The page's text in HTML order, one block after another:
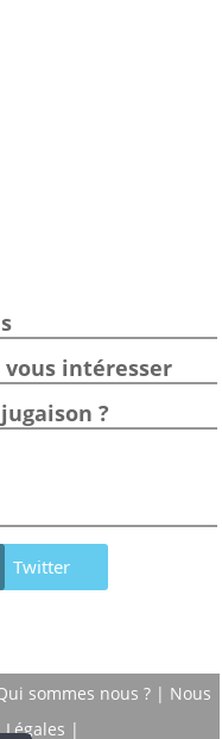
intéresser
?
Twitter
sommes nous ? | Nous
|